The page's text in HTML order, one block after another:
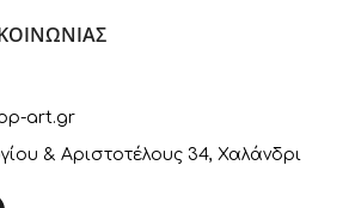
art.gr
& Αριστοτέλους 34, Χαλάνδρι